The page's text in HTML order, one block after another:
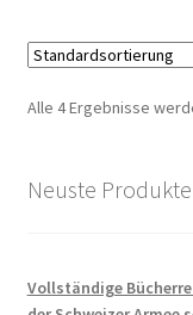
Alle 4 Ergebnisse
Neuste Produkte
Vollständige